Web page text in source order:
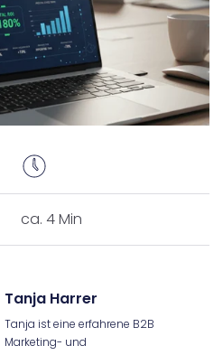
Tanja Harrer
Tanja ist eine erfahrene B2B
Marketing- und
ca. 4 Min